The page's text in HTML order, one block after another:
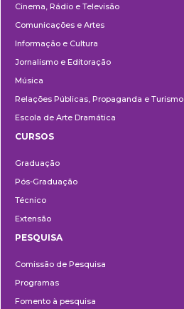
Cinema, Rádio e Televisão
Comunicações e Artes
Informação e Cultura
Jornalismo e Editoração
Música
Relações Públicas, Propaganda e Turismo
Escola de Arte Dramática
CURSOS
Graduação
Pós-Graduação
Técnico
Extensão
PESQUISA
Comissão de Pesquisa
Programas
Fomento à pesquisa